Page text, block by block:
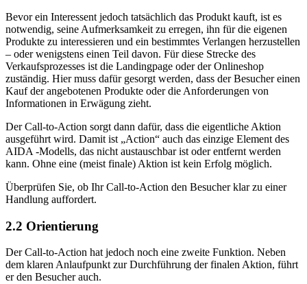
Bevor ein Interessent jedoch tatsächlich das Produkt kauft, ist es
notwendig, seine Aufmerksamkeit zu erregen, ihn für die eigenen
Produkte zu interessieren und ein bestimmtes Verlangen herzustellen
– oder wenigstens einen Teil davon. Für diese Strecke des
Verkaufsprozesses ist die Landingpage oder der Onlineshop
zuständig. Hier muss dafür gesorgt werden, dass der Besucher einen
Kauf der angebotenen Produkte oder die Anforderungen von
Informationen in Erwägung zieht.
Der Call-to-Action sorgt dann dafür, dass die eigentliche Aktion
ausgeführt wird. Damit ist „Action“ auch das einzige Element des
AIDA -Modells, das nicht austauschbar ist oder entfernt werden
kann. Ohne eine (meist finale) Aktion ist kein Erfolg möglich.
Überprüfen Sie, ob Ihr Call-to-Action den Besucher klar zu einer
Handlung auffordert.
2.2 Orientierung
Der Call-to-Action hat jedoch noch eine zweite Funktion. Neben
dem klaren Anlaufpunkt zur Durchführung der finalen Aktion, führt
er den Besucher auch.